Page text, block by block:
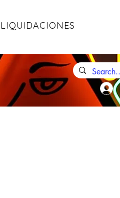
LIQUIDACIONES